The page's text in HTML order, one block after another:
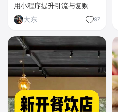
用小程序提升引流与复购
大东
97